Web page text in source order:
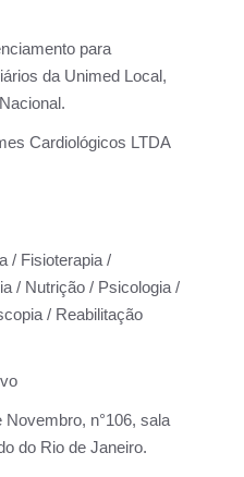
para
da Unimed Local,
Cardiológicos LTDA
/ Fisioterapia /
/ Nutrição / Psicologia /
/ Reabilitação
Novembro, n°106, sala
do Rio de Janeiro.